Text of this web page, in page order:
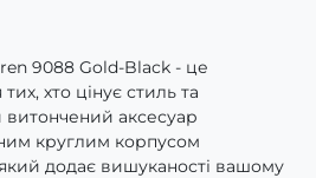
9088 Gold-Black - це
хто цінує стиль та
витончений аксесуар
круглим корпусом
додає вишуканості вашому